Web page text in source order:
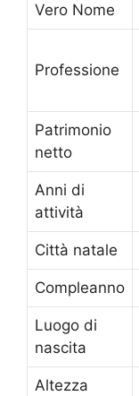
Vero Nome
Professione
Patrimonio
netto
Anni di
attività
Città natale
Compleanno
Luogo di
nascita
Altezza